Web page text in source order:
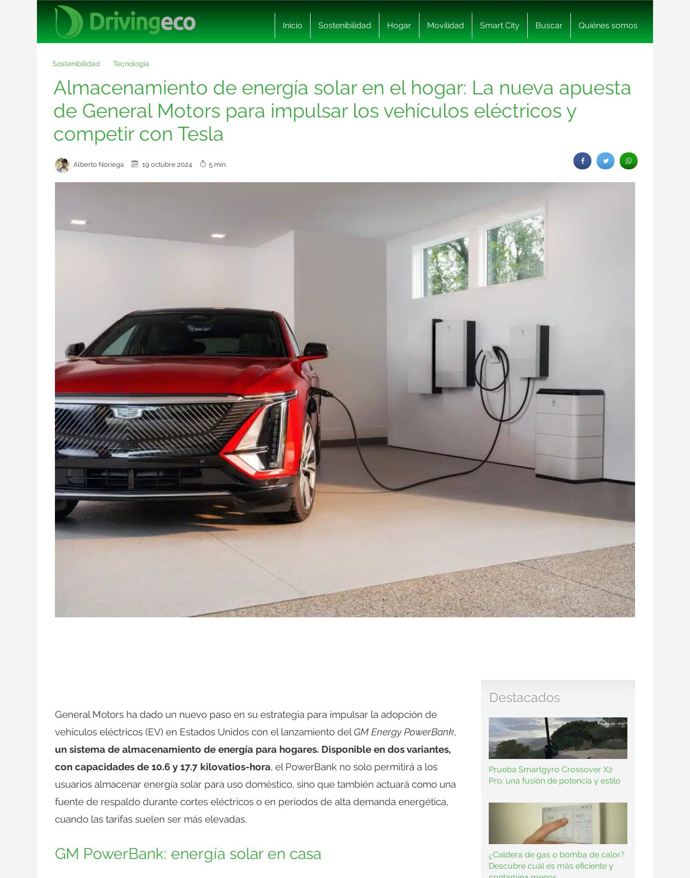
Inicio Sostenibilidad Hogar Movilidad Smart City Buscar Quiénes somos
Sostenibilidad Tecnología
Almacenamiento de energía solar en el hogar: La nueva apuesta
de General Motors para impulsar los vehículos eléctricos y
competir con Tesla
Alberto Noriega 19 octubre 2024 5 min.
General Motors ha dado un nuevo paso en su estrategia para impulsar la adopción de
vehículos eléctricos (EV) en Estados Unidos con el lanzamiento del GM Energy PowerBank,
un sistema de almacenamiento de energía para hogares. Disponible en dos variantes,
con capacidades de 10.6 y 17.7 kilovatios-hora, el PowerBank no solo permitirá a los
usuarios almacenar energía solar para uso doméstico, sino que también actuará como una
fuente de respaldo durante cortes eléctricos o en periodos de alta demanda energética,
cuando las tarifas suelen ser más elevadas.
GM PowerBank: energía solar en casa
Destacados
Prueba Smartgyro Crossover X2
Pro: una fusión de potencia y estilo
¿Caldera de gas o bomba de calor?
Descubre cuál es más eficiente y